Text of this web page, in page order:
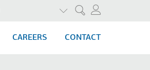
Претрага
LIST ADDITIONAL
CAREERS CONTACT